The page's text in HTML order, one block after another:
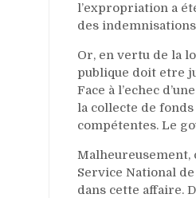
l’expropriation a
des
Or, en vertu de la
publique doit etre
Face à l’echec
la collecte de
compétentes. Le
Malheureusement,
Service National
dans cette affaire.